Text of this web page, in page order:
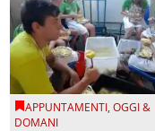
APPUNTAMENTI,OGGI &
DOMANI